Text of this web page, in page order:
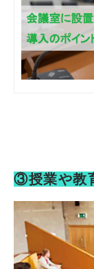
③授業や教